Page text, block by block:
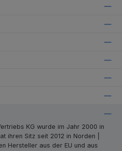
KG wurde im Jahr 2000 in
ihren Sitz seit 2012 in Norden |
Hersteller aus der EU und aus